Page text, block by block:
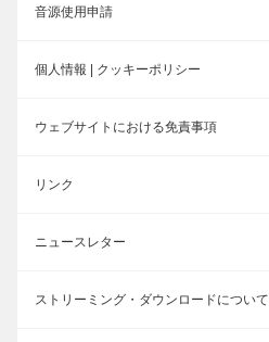
音源使用申請
個人情報 | クッキーポリシー
ウェブサイトにおける免責事項
リンク
ニュースレター
ストリーミング・ダウンロードについて